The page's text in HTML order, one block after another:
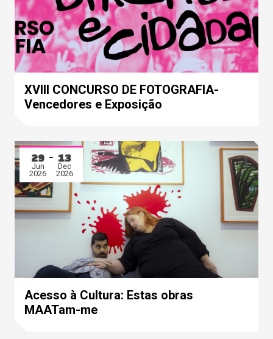
XVIII CONCURSO DE FOTOGRAFIA-
Vencedores e Exposição
29
Jun
2026
13
Dec
2026
Acesso à Cultura: Estas obras
MAATam-me